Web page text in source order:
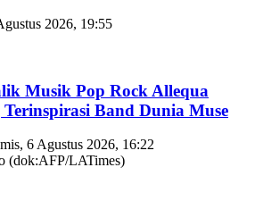
2026, 19:55
Musik Pop Rock Allequa
Terinspirasi Band Dunia Muse
6 Agustus 2026, 16:22